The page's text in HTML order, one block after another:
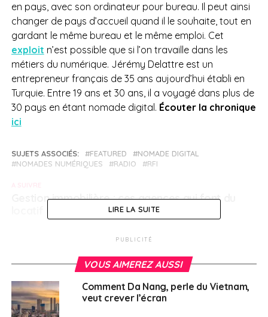
en pays, avec son ordinateur pour bureau. Il peut ainsi
changer de pays d’accueil quand il le souhaite, tout en
gardant le même bureau et le même emploi. Cet
exploit n’est possible que si l’on travaille dans les
métiers du numérique. Jérémy Delattre est un
entrepreneur français de 35 ans aujourd’hui établi en
Turquie. Entre 19 ans et 30 ans, il a voyagé dans plus de
30 pays en étant nomade digital. Écouter la chronique
ici
SUJETS ASSOCIÉS: FEATURED
NOMADE DIGITAL
NOMADES NUMÉRIQUES
RADIO RFI
Gestion immobilière : ces agences qui font du
locatif ou de la conciergerie
Assurance-vie, accident, invalidité… : les vertus de
la prévoyance
Français à l'étranger
LIRE LA SUITE
PUBLICITÉ
VOUS AIMEREZ AUSSI
Comment Da Nang, perle du Vietnam,
veut crever l’écran